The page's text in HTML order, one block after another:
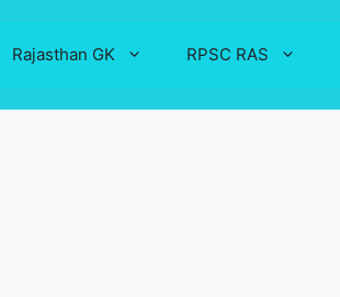
Rajasthan GK RPSC RAS